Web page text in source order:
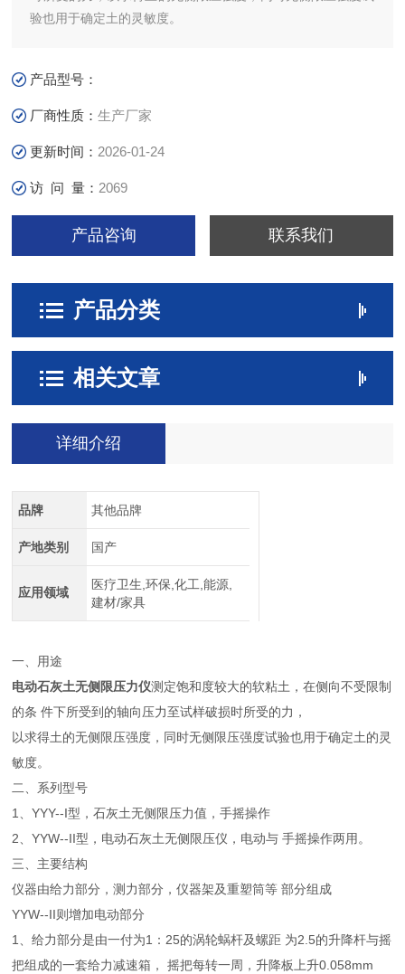
验也用于确定土的灵敏度。
产品型号：
厂商性质：生产厂家
更新时间： 2026-01-24
访 问 量： 2069
产品咨询 联系我们
产品分类
相关文章
详细介绍
品牌 其他品牌
产地类别 国产
应用领域
医疗卫生,环保,化工,能源,
建材/家具
一、用途
电动石灰土无侧限压力仪测定饱和度较大的软粘土，在侧向不受限制
的条 件下所受到的轴向压力至试样破损时所受的力，
以求得土的无侧限压强度，同时无侧限压强度试验也用于确定土的灵
敏度。
二、系列型号
1、YYY--I型，石灰土无侧限压力值，手摇操作
2、YYW--II型，电动石灰土无侧限压仪，电动与 手摇操作两用。
三、主要结构
仪器由给力部分，测力部分，仪器架及重塑筒等 部分组成
YYW--II则增加电动部分
1、给力部分是由一付为1：25的涡轮蜗杆及螺距 为2.5的升降杆与摇
把组成的一套给力减速箱， 摇把每转一周，升降板上升0.058mm